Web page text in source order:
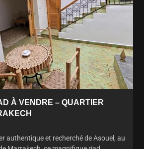
À VENDRE – QUARTIER
authentique et recherché de Asouel, au